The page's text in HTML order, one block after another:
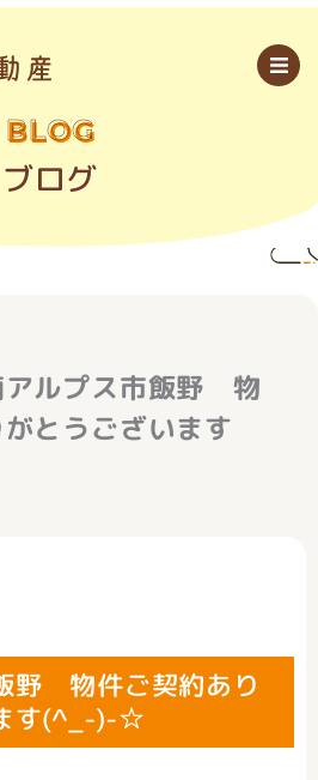
BLOG
ブログ
ルプス市飯野 物
とうございます
野 物件ご契約あり
す(^_-)-☆